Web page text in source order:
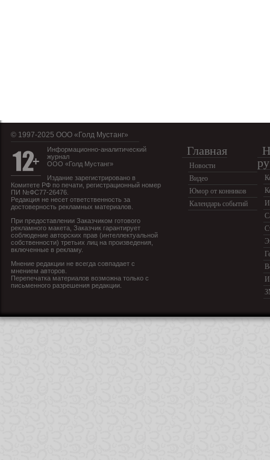
© 1997-2025 OOO «Голд Мустанг»
Информационно-аналитический
журнал
ООО «Голд Мустанг»
Издание зарегистрировано в
Комитете РФ по печати, регистрационный номер
ПИ №ФС77-26476.
Редакция не несет ответственность за
достоверность рекламных материалов.
При предоставлении Заказчиком готового
рекламного макета, Заказчик гарантирует
соблюдение авторских прав (интеллектуальной
собственности) третьих лиц на произведения,
включенные в рекламу.
Мнение редакции не всегда совпадает с
мнением авторов.
Перепечатка материалов возможна только с
письменного разрешения редакции.
Главная
Новости
Видео
Юмор от конников
Календарь событий